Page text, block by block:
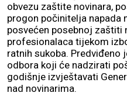
obvezu zaštite novinara,
progon počinitelja napada
posvećen posebnoj zaštiti
profesionalaca tijekom
ratnih sukoba. Predviđeno
odbora koji će nadzirati
godišnje izvještavati
nad novinarima.